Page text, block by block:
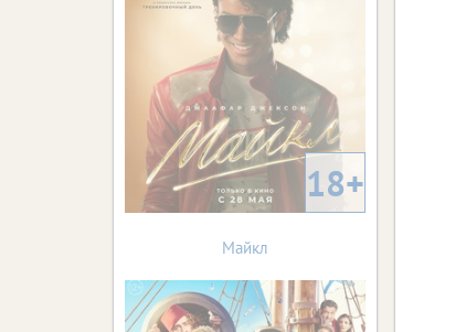
18+
Майкл